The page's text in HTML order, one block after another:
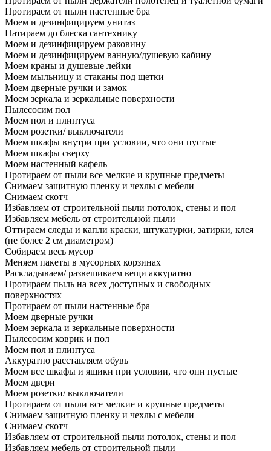
Протираем от пыли настенные бра
Моем и дезинфицируем унитаз
Натираем до блеска сантехнику
Моем и дезинфицируем раковину
Моем и дезинфицируем ванную/душевую кабину
Моем краны и душевые лейки
Моем мыльницу и стаканы под щетки
Моем дверные ручки и замок
Моем зеркала и зеркальные поверхности
Пылесосим пол
Моем пол и плинтуса
Моем розетки/ выключатели
Моем шкафы внутри при условии, что они пустые
Моем шкафы сверху
Моем настенный кафель
Протираем от пыли все мелкие и крупные предметы
Снимаем защитную пленку и чехлы с мебели
Снимаем скотч
Избавляем от строительной пыли потолок, стены и пол
Избавляем мебель от строительной пыли
Оттираем следы и капли краски, штукатурки, затирки, клея
(не более 2 см диаметром)
Собираем весь мусор
Меняем пакеты в мусорных корзинах
Раскладываем/ развешиваем вещи аккуратно
Протираем пыль на всех доступных и свободных
поверхностях
Протираем от пыли настенные бра
Моем дверные ручки
Моем зеркала и зеркальные поверхности
Пылесосим коврик и пол
Моем пол и плинтуса
Аккуратно расставляем обувь
Моем все шкафы и ящики при условии, что они пустые
Моем двери
Моем розетки/ выключатели
Протираем от пыли все мелкие и крупные предметы
Снимаем защитную пленку и чехлы с мебели
Снимаем скотч
Избавляем от строительной пыли потолок, стены и пол
Избавляем мебель от строительной пыли